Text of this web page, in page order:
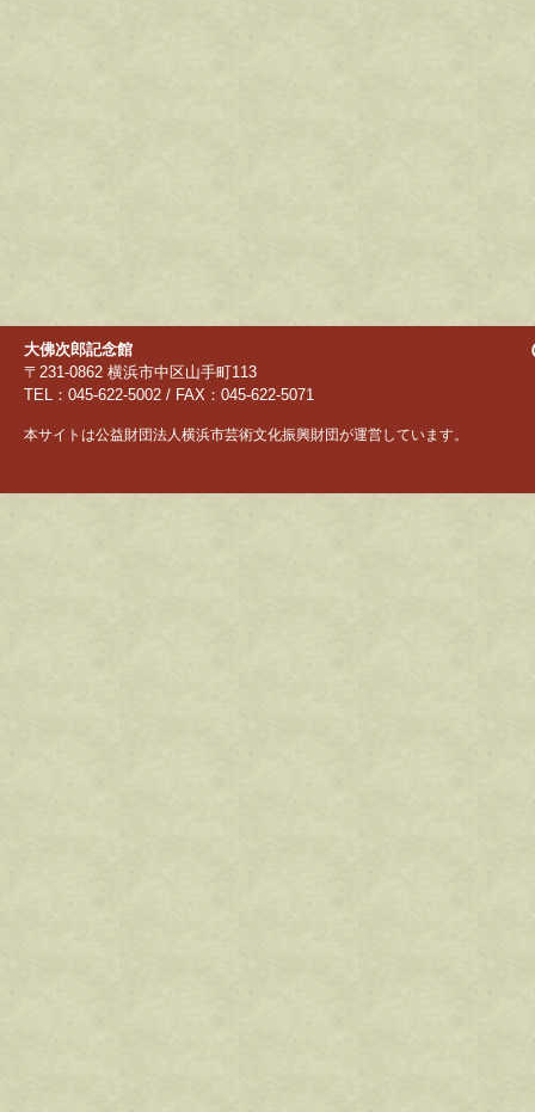
大佛次郎記念館
〒231-0862 横浜市中区山手町113
TEL：045-622-5002 / FAX：045-622-5071
本サイトは公益財団法人横浜市芸術文化振興財団が運営しています。